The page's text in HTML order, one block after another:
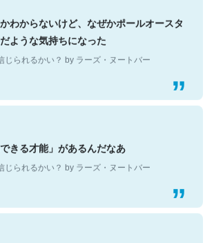
わからないけど、なぜかポールオースタ
ような気持ちになった
きる才能」があるんだなあ